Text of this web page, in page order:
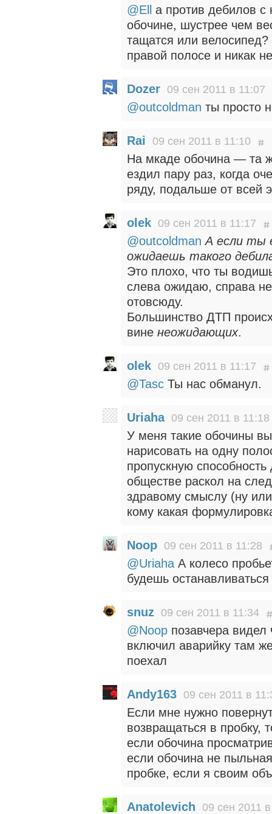
@Ell
а против дебилов
обочине, шустрее чем
тащатся или
правой полосе и никак
Dozer 09 сен 2011 в 11:07
@outcoldman ты просто
Rai 09 сен 2011 в 11:10
На мкаде обочина — та
ездил пару раз, когда
ряду, подальше от всей
olek 09 сен 2011 в 11:17
@outcoldman А если ты
ожидаешь такого
Это плохо, что ты
слева ожидаю, справа
отовсюду.
Большинство ДТП
вине неожидающих.
olek 09 сен 2011 в 11:17
@Tasc Ты нас обманул.
Uriaha 09 сен 2011 в 11:18
У меня такие обочины
нарисовать на одну
пропускную
обществе раскол на
здравому смыслу (ну
кому какая
Noop 09 сен 2011 в 11:28
@Uriaha А колесо
будешь останавливаться
snuz 09 сен 2011 в 11:34
@Noop позавчера
включил аварийку там
поехал
Andy163 09 сен 2011 в
Если мне нужно
возвращаться в пробку,
если обочина
если обочина не
пробке, если я своим
Anatolevich 09 сен 2011